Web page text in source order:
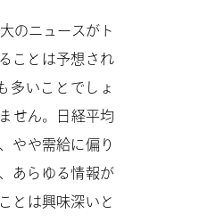
のニュースがト
ことは予想され
多いことでしょ
せん。日経平均
やや需給に偏り
あらゆる情報が
とは興味深いと